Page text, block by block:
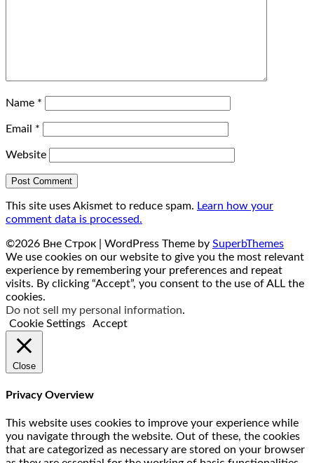
Name *
Email *
Website
This site uses Akismet to reduce spam. Learn how your
comment data is processed.
©2026 Вне Строк | WordPress Theme by SuperbThemes
We use cookies on our website to give you the most relevant
experience by remembering your preferences and repeat
visits. By clicking “Accept”, you consent to the use of ALL the
cookies.
Do not sell my personal information.
Cookie Settings
Accept
Close
Privacy Overview
This website uses cookies to improve your experience while
you navigate through the website. Out of these, the cookies
that are categorized as necessary are stored on your browser